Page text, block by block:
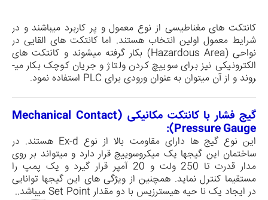
کانتکت های مغناطیسی از نوع معمول و پر کاربرد می­باشند و در
شرایط معمول اولین انتخاب هستند. اما کانتکت های القایی در
نواحی (Hazardous Area) بکار گرفته می­شوند و کانتکت های
الکترونیکی نیز برای سوییچ کردن ولتاژ و جریان کوچک بکار می­
روند و از آن می­توان به عنوان ورودی برای PLC استفاده نمود.
گیج فشار با کانتکت مکانیکی (Mechanical Contact
Pressure Gauge
):
این نوع گیج ها دارای مقاومت بالا از نوع Ex-d هستند. در
ساختمان این گیجها یک میکروسوییچ قرار دارد و می­تواند بر روی
مدار قدرت تا 250 ولت و 20 آمپر قرار گیرد و یک پمپ را
مستقیما کنترل نماید. همچنین از ویژگی های این گیجها توانایی
در ایجاد یک نا حیه هیسترزیس با دو مقدار Set Point می­باشد..